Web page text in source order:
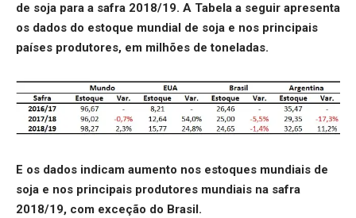
de soja para a safra 2018/19. A Tabela a seguir apresenta
os dados do estoque mundial de soja e nos principais
países produtores, em milhões de toneladas.
E os dados indicam aumento nos estoques mundiais de
soja e nos principais produtores mundiais na safra
2018/19, com exceção do Brasil.